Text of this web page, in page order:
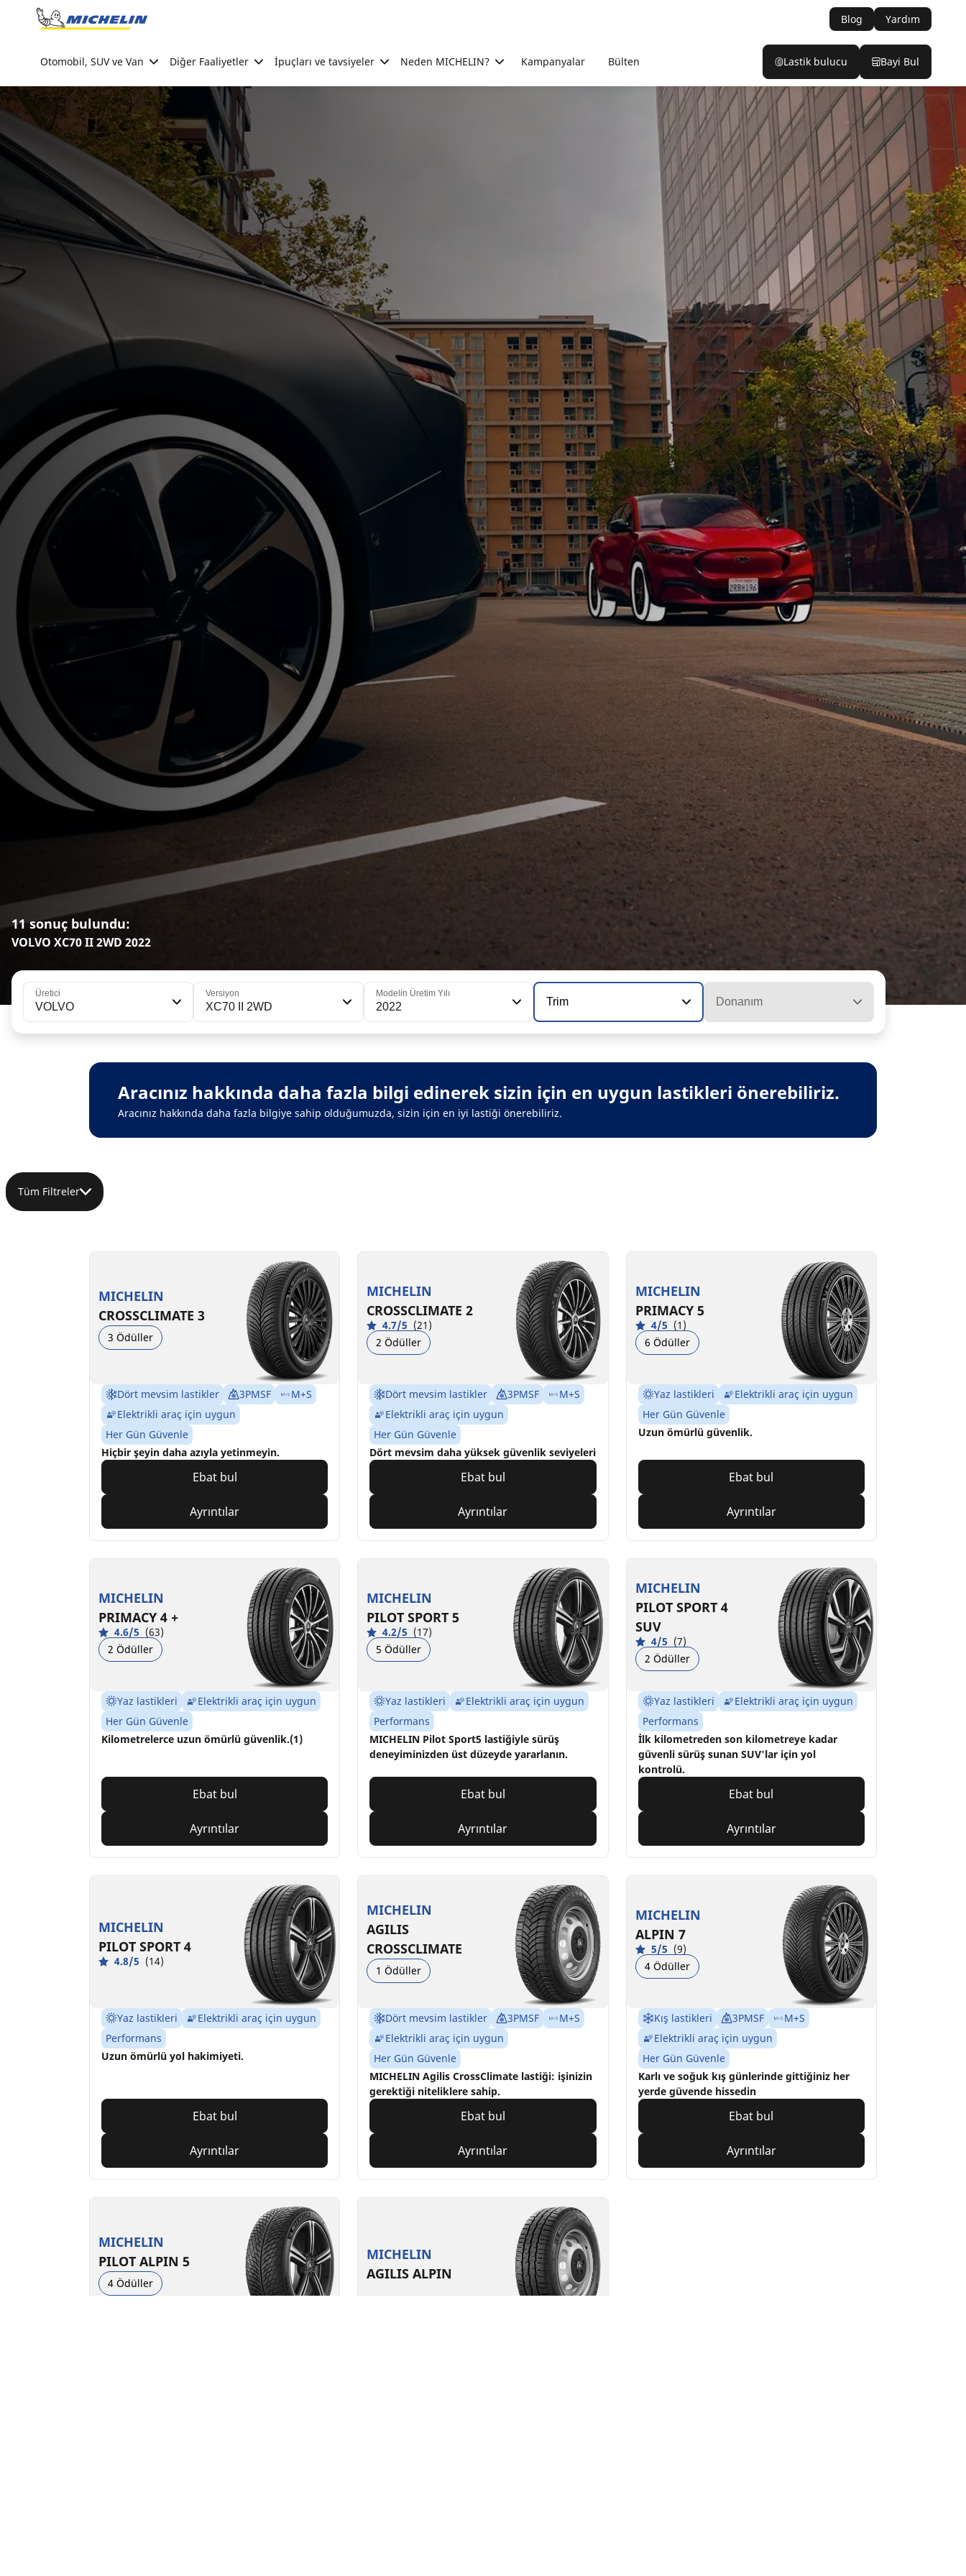
Go to page content
Blog Yardım
Otomobil, SUV ve Van Diğer Faaliyetler İpuçları ve tavsiyeler Neden MICHELIN? Kampanyalar Bülten Lastik bulucu Bayi Bul
11 sonuç bulundu:
VOLVO XC70 II 2WD 2022
Üretici
VOLVO
Versiyon
XC70 II 2WD
Modelin Üretim Yılı
2022 Trim Donanım
Aracınız hakkında daha fazla bilgi edinerek sizin için en uygun lastikleri önerebiliriz.
Aracınız hakkında daha fazla bilgiye sahip olduğumuzda, sizin için en iyi lastiği önerebiliriz.
Tüm Filtreler
MICHELIN
CROSSCLIMATE 3
3 Ödüller
Dört mevsim lastikler 3PMSF
M+S
Elektrikli araç için uygun
Her Gün Güvenle
Hiçbir şeyin daha azıyla yetinmeyin.
Ebat bul
Ayrıntılar
MICHELIN
CROSSCLIMATE 2
4.7/5 (21)
2 Ödüller
Dört mevsim lastikler 3PMSF
M+S
Elektrikli araç için uygun
Her Gün Güvenle
Dört mevsim daha yüksek güvenlik seviyeleri
Ebat bul
Ayrıntılar
MICHELIN
PRIMACY 5
4/5 (1)
6 Ödüller
Yaz lastikleri
Elektrikli araç için uygun
Her Gün Güvenle
Uzun ömürlü güvenlik.
Ebat bul
Ayrıntılar
MICHELIN
PRIMACY 4 +
4.6/5 (63)
2 Ödüller
Yaz lastikleri
Elektrikli araç için uygun
Her Gün Güvenle
Kilometrelerce uzun ömürlü güvenlik.(1)
Ebat bul
Ayrıntılar
MICHELIN
PILOT SPORT 5
4.2/5 (17)
5 Ödüller
Yaz lastikleri
Elektrikli araç için uygun
Performans
MICHELIN Pilot Sport5 lastiğiyle sürüş
deneyiminizden üst düzeyde yararlanın.
Ebat bul
Ayrıntılar
MICHELIN
PILOT SPORT 4
SUV
4/5 (7)
2 Ödüller
Yaz lastikleri
Elektrikli araç için uygun
Performans
İlk kilometreden son kilometreye kadar
güvenli sürüş sunan SUV'lar için yol
kontrolü.
Ebat bul
Ayrıntılar
MICHELIN
PILOT SPORT 4
4.8/5 (14)
Yaz lastikleri
Elektrikli araç için uygun
Performans
Uzun ömürlü yol hakimiyeti.
Ebat bul
Ayrıntılar
MICHELIN
AGILIS
CROSSCLIMATE
1 Ödüller
Dört mevsim lastikler 3PMSF
M+S
Elektrikli araç için uygun
Her Gün Güvenle
MICHELIN Agilis CrossClimate lastiği: işinizin
gerektiği niteliklere sahip.
Ebat bul
Ayrıntılar
MICHELIN
ALPIN 7
5/5 (9)
4 Ödüller
Kış lastikleri 3PMSF
M+S
Elektrikli araç için uygun
Her Gün Güvenle
Karlı ve soğuk kış günlerinde gittiğiniz her
yerde güvende hissedin
Ebat bul
Ayrıntılar
MICHELIN
PILOT ALPIN 5
4 Ödüller
MICHELIN
AGILIS ALPIN